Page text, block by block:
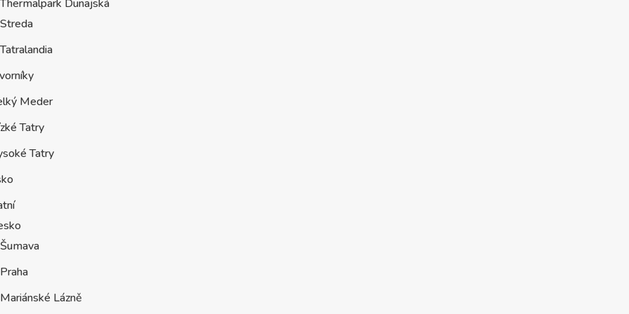
Thermalpark Dunajská
Streda
Tatralandia
Meder
Tatry
Tatry
Šumava
Praha
Mariánské Lázně